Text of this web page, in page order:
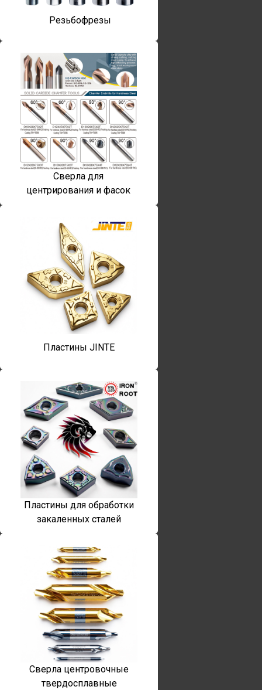
Резьбофрезы
Сверла для
центрирования и фасок
Пластины JINTE
Пластины для обработки
закаленных сталей
Сверла центровочные
твердосплавные